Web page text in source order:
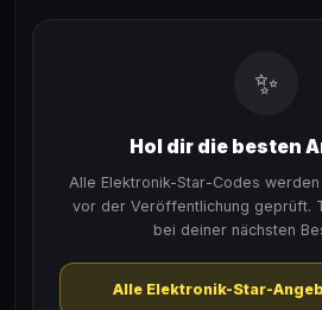
✨
Hol dir die besten
Alle Elektronik-Star-Codes
vor der Veröffentlichung geprüft.
bei deiner nächsten
Alle Elektronik-Star-